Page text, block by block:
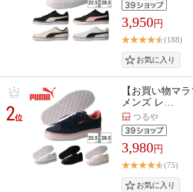
3,950円
(188)
2位
【お買い物マ
メンズ レ…
つるや
3,980円
(75)